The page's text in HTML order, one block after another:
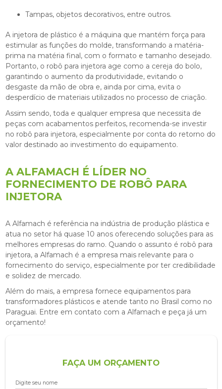
Tampas, objetos decorativos, entre outros.
A injetora de plástico é a máquina que mantém força para
estimular as funções do molde, transformando a matéria-
prima na matéria final, com o formato e tamanho desejado.
Portanto, o robô para injetora age como a cereja do bolo,
garantindo o aumento da produtividade, evitando o
desgaste da mão de obra e, ainda por cima, evita o
desperdício de materiais utilizados no processo de criação.
Assim sendo, toda e qualquer empresa que necessita de
peças com acabamentos perfeitos, recomenda-se investir
no robô para injetora, especialmente por conta do retorno do
valor destinado ao investimento do equipamento.
A ALFAMACH É LÍDER NO
FORNECIMENTO DE ROBÔ PARA
INJETORA
A Alfamach é referência na indústria de produção plástica e
atua no setor há quase 10 anos oferecendo soluções para as
melhores empresas do ramo. Quando o assunto é robô para
injetora, a Alfamach é a empresa mais relevante para o
fornecimento do serviço, especialmente por ter credibilidade
e solidez de mercado.
Além do mais, a empresa fornece equipamentos para
transformadores plásticos e atende tanto no Brasil como no
Paraguai. Entre em contato com a Alfamach e peça já um
orçamento!
FAÇA UM ORÇAMENTO
Digite seu nome